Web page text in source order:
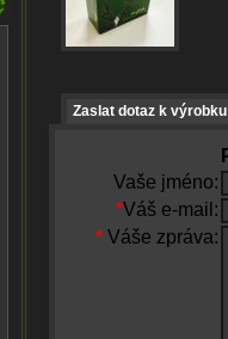
Zaslat dotaz k výrobku
Vaše jméno:
*Váš e-mail:
* Váše zpráva: